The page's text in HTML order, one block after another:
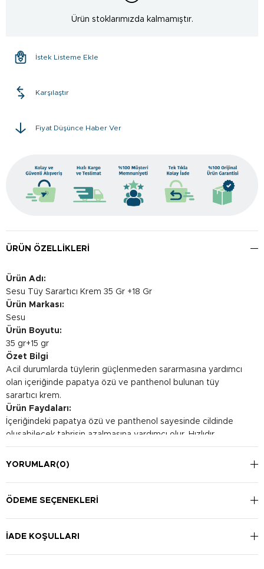
Ürün stoklarımızda kalmamıştır.
İstek Listeme Ekle
Karşılaştır
Fiyat Düşünce Haber Ver
ÜRÜN ÖZELLIKLERI
Ürün Adı:
Sesu Tüy Sarartıcı Krem 35 Gr +18 Gr
Ürün Markası:
Sesu
Ürün Boyutu:
35 gr+15 gr
Özet Bilgi
Acil durumlarda tüylerin güçlenmeden sararmasına yardımcı
olan içeriğinde papatya özü ve panthenol bulunan tüy
sarartıcı krem.
Ürün Faydaları:
İçeriğindeki papatya özü ve panthenol sayesinde cildinde
oluşabilecek tahrişin azalmasına yardımcı olur. Hızlıdır,
kullanımı kolaydır.
Kullanım Şekli:
çizgiye kadar (30 ml) ekle. Karışımı spatula yardımı ile iyice
yoğunluğu kremin sarartma süresini etkileyebilir. Bu nedenle,
YORUMLAR(0)
ÖDEME SEÇENEKLERI
İADE KOŞULLARI